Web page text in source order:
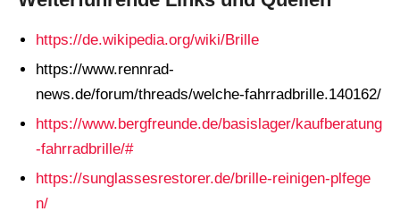
https://de.wikipedia.org/wiki/Brille
https://www.rennrad-
news.de/forum/threads/welche-fahrradbrille.140162/
https://www.bergfreunde.de/basislager/kaufberatung
-fahrradbrille/#
https://sunglassesrestorer.de/brille-reinigen-plfege
n/